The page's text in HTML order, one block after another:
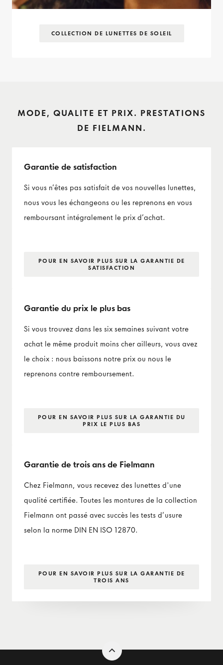
COLLECTION DE LUNETTES DE SOLEIL
MODE, QUALITE ET PRIX. PRESTATIONS
DE FIELMANN.
Garantie de satisfaction
Si vous n’êtes pas satisfait de vos nouvelles lunettes,
nous vous les échangeons ou les reprenons en vous
remboursant intégralement le prix d’achat.
POUR EN SAVOIR PLUS SUR LA GARANTIE DE
SATISFACTION
Garantie du prix le plus bas
Si vous trouvez dans les six semaines suivant votre
achat le même produit moins cher ailleurs, vous avez
le choix : nous baissons notre prix ou nous le
reprenons contre remboursement.
POUR EN SAVOIR PLUS SUR LA GARANTIE DU
PRIX LE PLUS BAS
Garantie de trois ans de Fielmann
Chez Fielmann, vous recevez des lunettes d'une
qualité certifiée. Toutes les montures de la collection
Fielmann ont passé avec succès les tests d’usure
selon la norme DIN EN ISO 12870.
POUR EN SAVOIR PLUS SUR LA GARANTIE DE
TROIS ANS